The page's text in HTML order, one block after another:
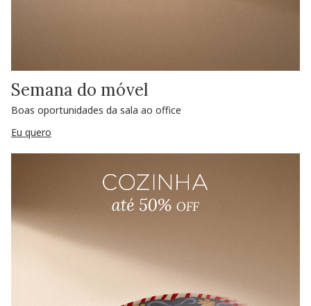
Semana do móvel
Boas oportunidades da sala ao office
Eu quero